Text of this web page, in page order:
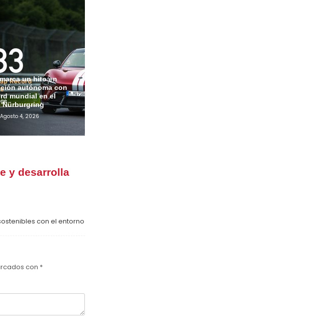
un hito en
autónoma con
mundial en el
Nürburgring
Agosto 4, 2026
y desarrolla
con el entorno
con *